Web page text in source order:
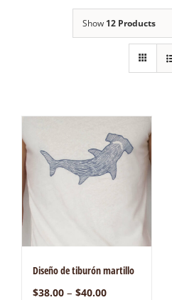
Show 12 Products
Diseño de tiburón martillo
$38.00 – $40.00